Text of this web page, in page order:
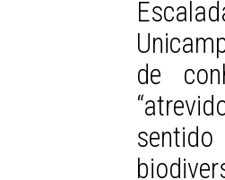
de